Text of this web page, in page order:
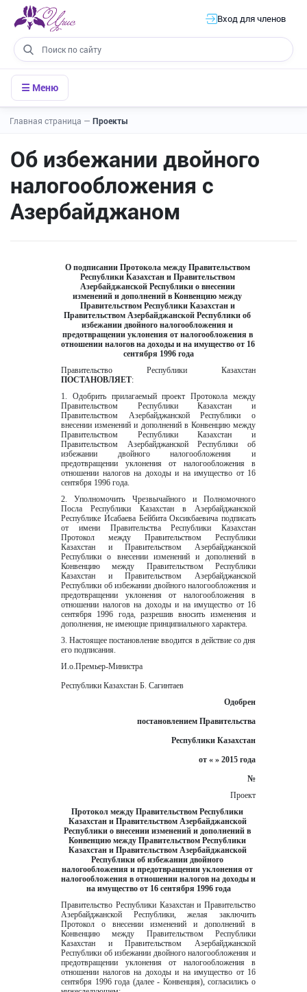
Вход для членов
☰ Меню
Главная страница — Проекты
Об избежании двойного
налогообложения с
Азербайджаном
О подписании Протокола между Правительством
Республики Казахстан и Правительством
Азербайджанской Республики о внесении
изменений и дополнений в Конвенцию между
Правительством Республики Казахстан и
Правительством Азербайджанской Республики об
избежании двойного налогообложения и
предотвращении уклонения от налогообложения в
отношении налогов на доходы и на имущество от 16
сентября 1996 года
ПОСТАНОВЛЯЕТ:
1. Одобрить прилагаемый проект Протокола между
Правительством Республики Казахстан и
Правительством Азербайджанской Республики o
внесении изменений и дополнений в Конвенцию между
Правительством Республики Казахстан и
Правительством Азербайджанской Республики об
избежании двойного налогообложения и
предотвращении уклонения от налогообложения в
отношении налогов на доходы и на имущество от 16
сентября 1996 года.
2. Уполномочить Чрезвычайного и Полномочного
Посла Республики Казахстан в Азербайджанской
Республике Исабаева Бейбита Оксикбаевича подписать
от имени Правительства Республики Казахстан
Протокол между Правительством Республики
Казахстан и Правительством Азербайджанской
Республики о внесении изменений и дополнений в
Конвенцию между Правительством Республики
Казахстан и Правительством Азербайджанской
Республики об избежании двойного налогообложения и
предотвращении уклонения от налогообложения в
отношении налогов на доходы и на имущество от 16
сентября 1996 года, разрешив вносить изменения и
дополнения, не имеющие принципиального характера.
3. Настоящее постановление вводится в действие со дня
его подписания.
И.о.Премьер-Министра
Республики Казахстан Б. Сагинтаев
Одобрен
постановлением Правительства
Республики Казахстан
от « » 2015 года
№
Проект
Протокол между Правительством Республики
Казахстан и Правительством Азербайджанской
Республики о внесении изменений и дополнений в
Конвенцию между Правительством Республики
Казахстан и Правительством Азербайджанской
Республики об избежании двойного
налогообложения и предотвращении уклонения от
налогообложения в отношении налогов на доходы и
на имущество от 16 сентября 1996 года
Правительство Республики Казахстан и Правительство
Азербайджанской Республики, желая заключить
Протокол o внесении изменений и дополнений в
Конвенцию между Правительством Республики
Казахстан и Правительством
Азербайджанской
Республики об избежании двойного налогообложения и
предотвращении
уклонения от налогообложения в
отношении налогов на доходы и на имущество от 16
сентября 1996 года (далее - Конвенция), согласились о